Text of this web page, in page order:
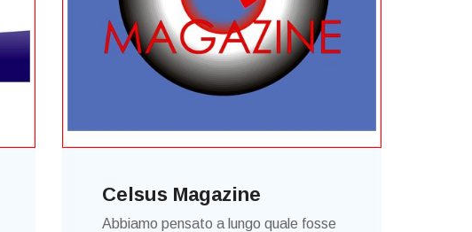
Celsus Magazine
Abbiamo pensato a lungo quale fosse